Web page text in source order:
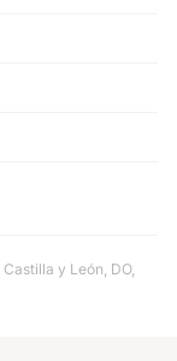
Castilla y León, DO,